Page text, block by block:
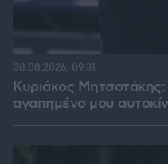
Κυριάκος
αγαπημένο μου
08.08.2026, 09:31